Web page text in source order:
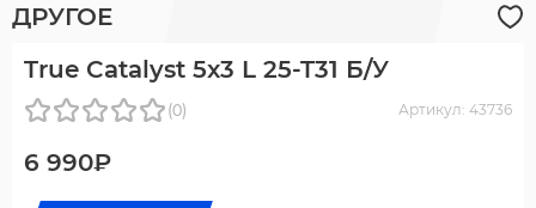
ДРУГОЕ
True Catalyst 5x3 L 25-T31 Б/У
(0) Артикул: 43736
6 990₽